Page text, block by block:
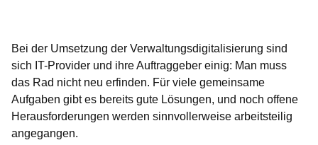
Bei der Umsetzung der Verwaltungsdigitalisierung sind
sich IT-Provider und ihre Auftraggeber einig: Man muss
das Rad nicht neu erfinden. Für viele gemeinsame
Aufgaben gibt es bereits gute Lösungen, und noch offene
Herausforderungen werden sinnvollerweise arbeitsteilig
angegangen.